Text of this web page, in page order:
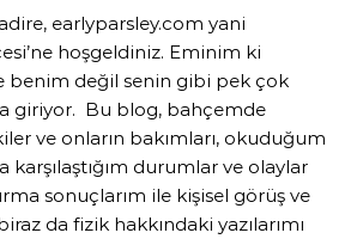
earlyparsley.com yani
hoşgeldiniz. Eminim ki
benim değil senin gibi pek çok
giriyor. Bu blog, bahçemde
ve onların bakımları, okuduğum
karşılaştığım durumlar ve olaylar
sonuçlarım ile kişisel görüş ve
da fizik hakkındaki yazılarımı